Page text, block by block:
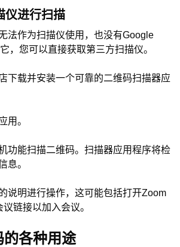
仪进行扫描
法作为扫描仪使用，也没有Google
，您可以直接获取第三方扫描仪。
下载并安装一个可靠的二维码扫描器应
用。
功能扫描二维码。扫描器应用程序将检
息。
说明进行操作，这可能包括打开Zoom
链接以加入会议。
各种用途